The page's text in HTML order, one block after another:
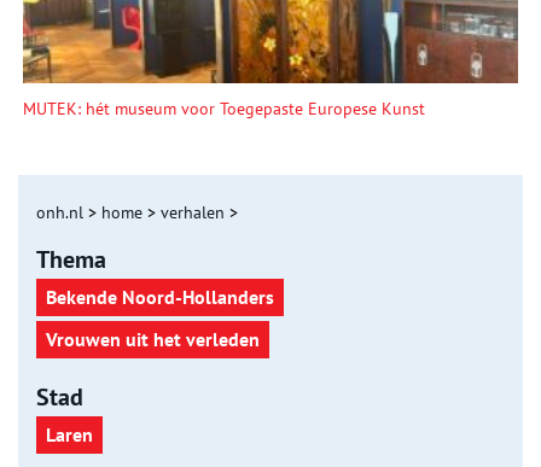
MUTEK: hét museum voor Toegepaste Europese Kunst
onh.nl > home > verhalen >
Thema
Bekende Noord-Hollanders
Vrouwen uit het verleden
Stad
Laren